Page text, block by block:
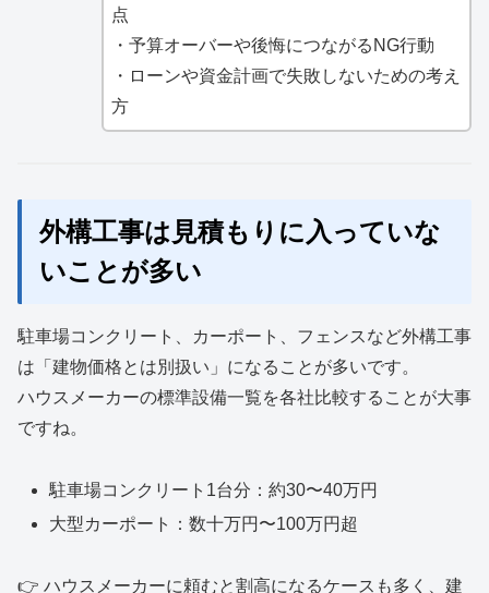
点
・予算オーバーや後悔につながるNG行動
・ローンや資金計画で失敗しないための考え
方
外構工事は見積もりに入っていな
いことが多い
駐車場コンクリート、カーポート、フェンスなど外構工事
は「建物価格とは別扱い」になることが多いです。
ハウスメーカーの標準設備一覧を各社比較することが大事
ですね。
駐車場コンクリート1台分：約30〜40万円
大型カーポート：数十万円〜100万円超
👉 ハウスメーカーに頼むと割高になるケースも多く、建